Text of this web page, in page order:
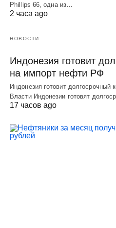
Phillips 66, одна из…
2 часа ago
НОВОСТИ
Индонезия готовит
на импорт нефти РФ
Индонезия готовит долгосрочный
Власти Индонезии готовят
17 часов ago